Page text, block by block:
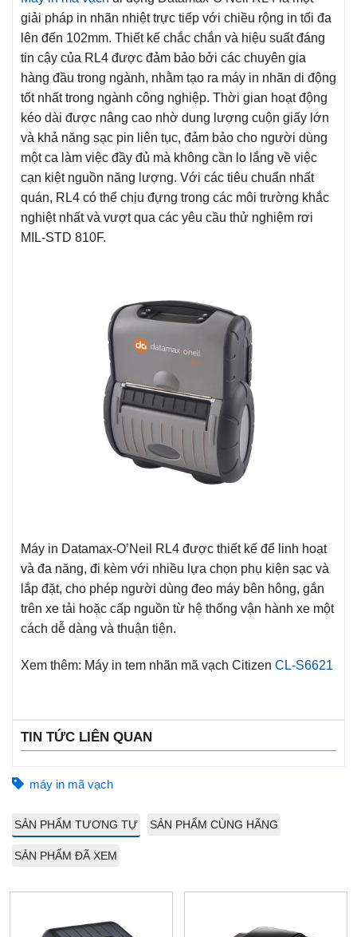
giải pháp in nhãn nhiệt trực tiếp với chiều rộng in tối đa
lên đến 102mm. Thiết kế chắc chắn và hiệu suất đáng
tin cậy của RL4 được đảm bảo bởi các chuyên gia
hàng đầu trong ngành, nhằm tạo ra máy in nhãn di động
tốt nhất trong ngành công nghiệp. Thời gian hoạt động
kéo dài được nâng cao nhờ dung lượng cuộn giấy lớn
và khả năng sạc pin liên tục, đảm bảo cho người dùng
một ca làm việc đầy đủ mà không cần lo lắng về việc
cạn kiệt nguồn năng lượng. Với các tiêu chuẩn nhất
quán, RL4 có thể chịu đựng trong các môi trường khắc
nghiệt nhất và vượt qua các yêu cầu thử nghiệm rơi
MIL-STD 810F.
Máy in Datamax-O’Neil RL4 được thiết kế để linh hoạt
và đa năng, đi kèm với nhiều lựa chọn phụ kiện sạc và
lắp đặt, cho phép người dùng đeo máy bên hông, gắn
trên xe tải hoặc cấp nguồn từ hệ thống vận hành xe một
cách dễ dàng và thuận tiện.
Xem thêm: Máy in tem nhãn mã vạch Citizen CL-S6621
TIN TỨC LIÊN QUAN
máy in mã vạch
SẢN PHẨM TƯƠNG TỰ SẢN PHẨM CÙNG HÃNG
SẢN PHẨM ĐÃ XEM